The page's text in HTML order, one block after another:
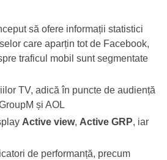
să ofere informații statistici
care aparțin tot de Facebook,
traficul mobil sunt segmentate
TV, adică în puncte de audiență
și AOL
Active view, Active GRP, iar
de performanță, precum